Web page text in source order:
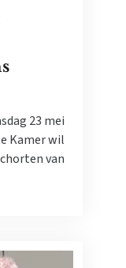
23 mei
Kamer wil
van